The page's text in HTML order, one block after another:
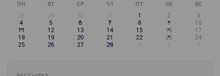
ПН ВТ СР ЧТ ПТ СБ ВС
28 29 30 31 1 2
3
4
5 6 7 8 9
10
11
12 13 14 15 16
17
18
19 20 21 22 23
24
25
26 27 28 1 2 3